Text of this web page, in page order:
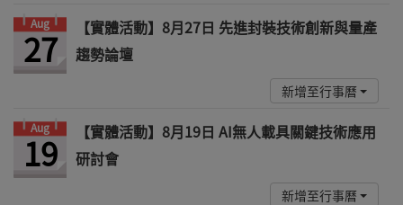
Aug
27
【實體活動】8月27日 先進封裝技術創新與量產
趨勢論壇
新增至行事曆
Aug
19
【實體活動】8月19日 AI無人載具關鍵技術應用
研討會
新增至行事曆